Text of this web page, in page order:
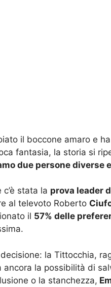
il boccone amaro e
fantasia, la storia si
due persone diverse
stata la prova leader
al televoto Roberto
il 57% delle
la Tittocchia,
ancora la possibilità di
o la stanchezza,